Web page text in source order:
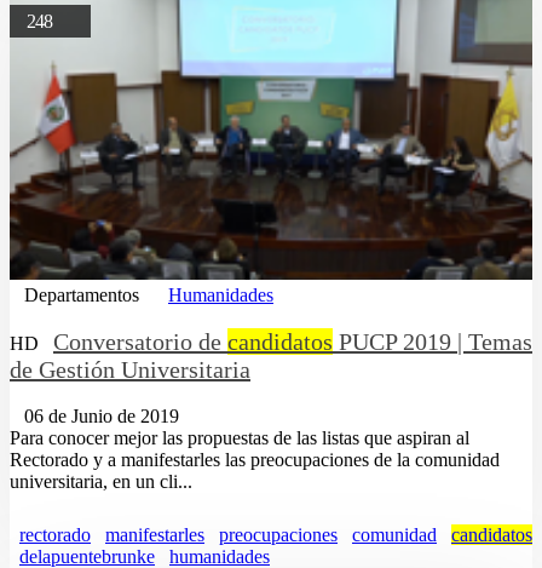
248
Departamentos Humanidades
HD Conversatorio de candidatos PUCP 2019 | Temas
de Gestión Universitaria
06 de Junio de 2019
Para conocer mejor las propuestas de las listas que aspiran al
Rectorado y a manifestarles las preocupaciones de la comunidad
universitaria, en un cli...
rectorado manifestarles preocupaciones comunidad
candidatos
delapuentebrunke
humanidades